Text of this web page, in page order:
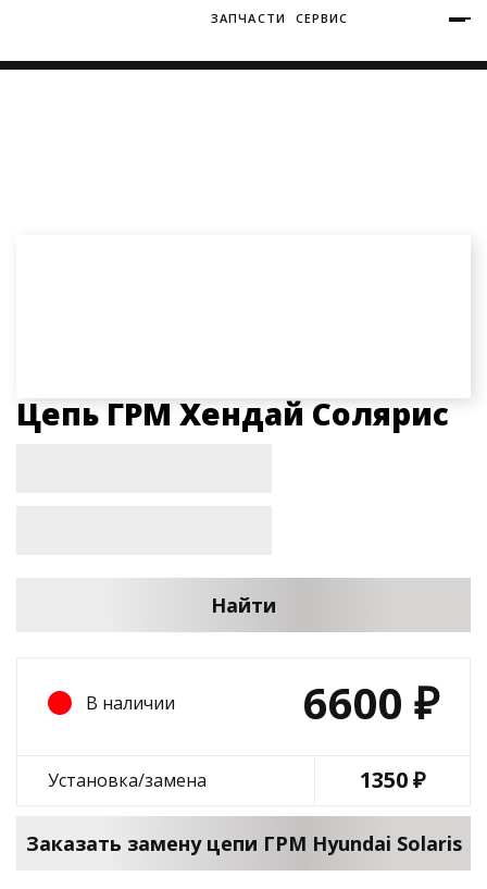
ЗАПЧАСТИ СЕРВИС
Цепь ГРМ Хендай Солярис
Найти
В наличии 6600 ₽
Установка/замена 1350 ₽
Заказать замену цепи ГРМ Hyundai Solaris